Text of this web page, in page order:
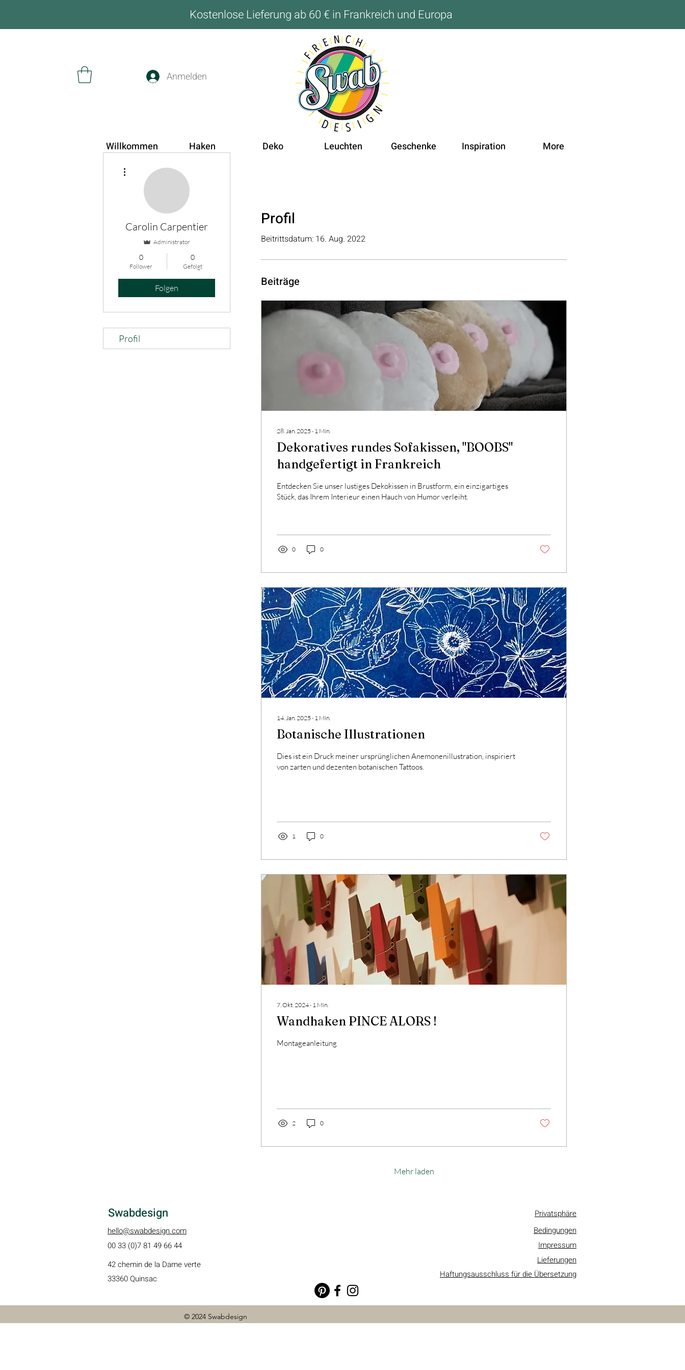
Kostenlose Lieferung ab 60 € in Frankreich und Europa
Anmelden
Willkommen Haken Deko Leuchten Geschenke Inspiration More
Profil
Beitrittsdatum: 16. Aug. 2022
Beiträge
28. Jan. 2025 ∙ 1 Min.
Dekoratives rundes Sofakissen, "BOOBS"
handgefertigt in Frankreich
Entdecken Sie unser lustiges Dekokissen in Brustform, ein einzigartiges
Stück, das Ihrem Interieur einen Hauch von Humor verleiht.
0 0
14. Jan. 2025 ∙ 1 Min.
Botanische Illustrationen
Dies ist ein Druck meiner ursprünglichen Anemonenillustration, inspiriert
von zarten und dezenten botanischen Tattoos.
1 0
7. Okt. 2024 ∙ 1 Min.
Wandhaken PINCE ALORS !
Montageanleitung
2 0
Mehr laden
Carolin Carpentier
Administrator
0
Follower
0
Gefolgt
Folgen
Profil
Swabdesign
hello@swabdesign.com
00 33 (0)7 81 49 66 44
42 chemin de la Dame verte
33360 Quinsac
Privatsphäre
Bedingungen
Impressum
Lieferungen
Haftungsausschluss für die Übersetzung
© 2024 Swabdesign